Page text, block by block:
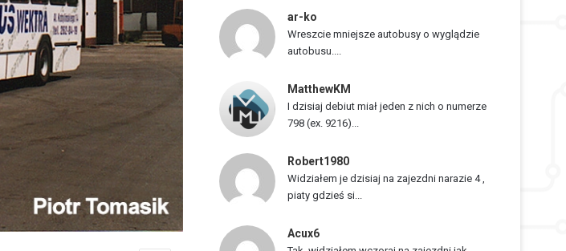
j
a
ar-ko
Wreszcie mniejsze autobusy o wyglądzie
autobusu....
MatthewKM
I dzisiaj debiut miał jeden z nich o numerze
798 (ex. 9216)...
Robert1980
Widziałem je dzisiaj na zajezdni narazie 4 ,
piaty gdzieś si...
Acux6